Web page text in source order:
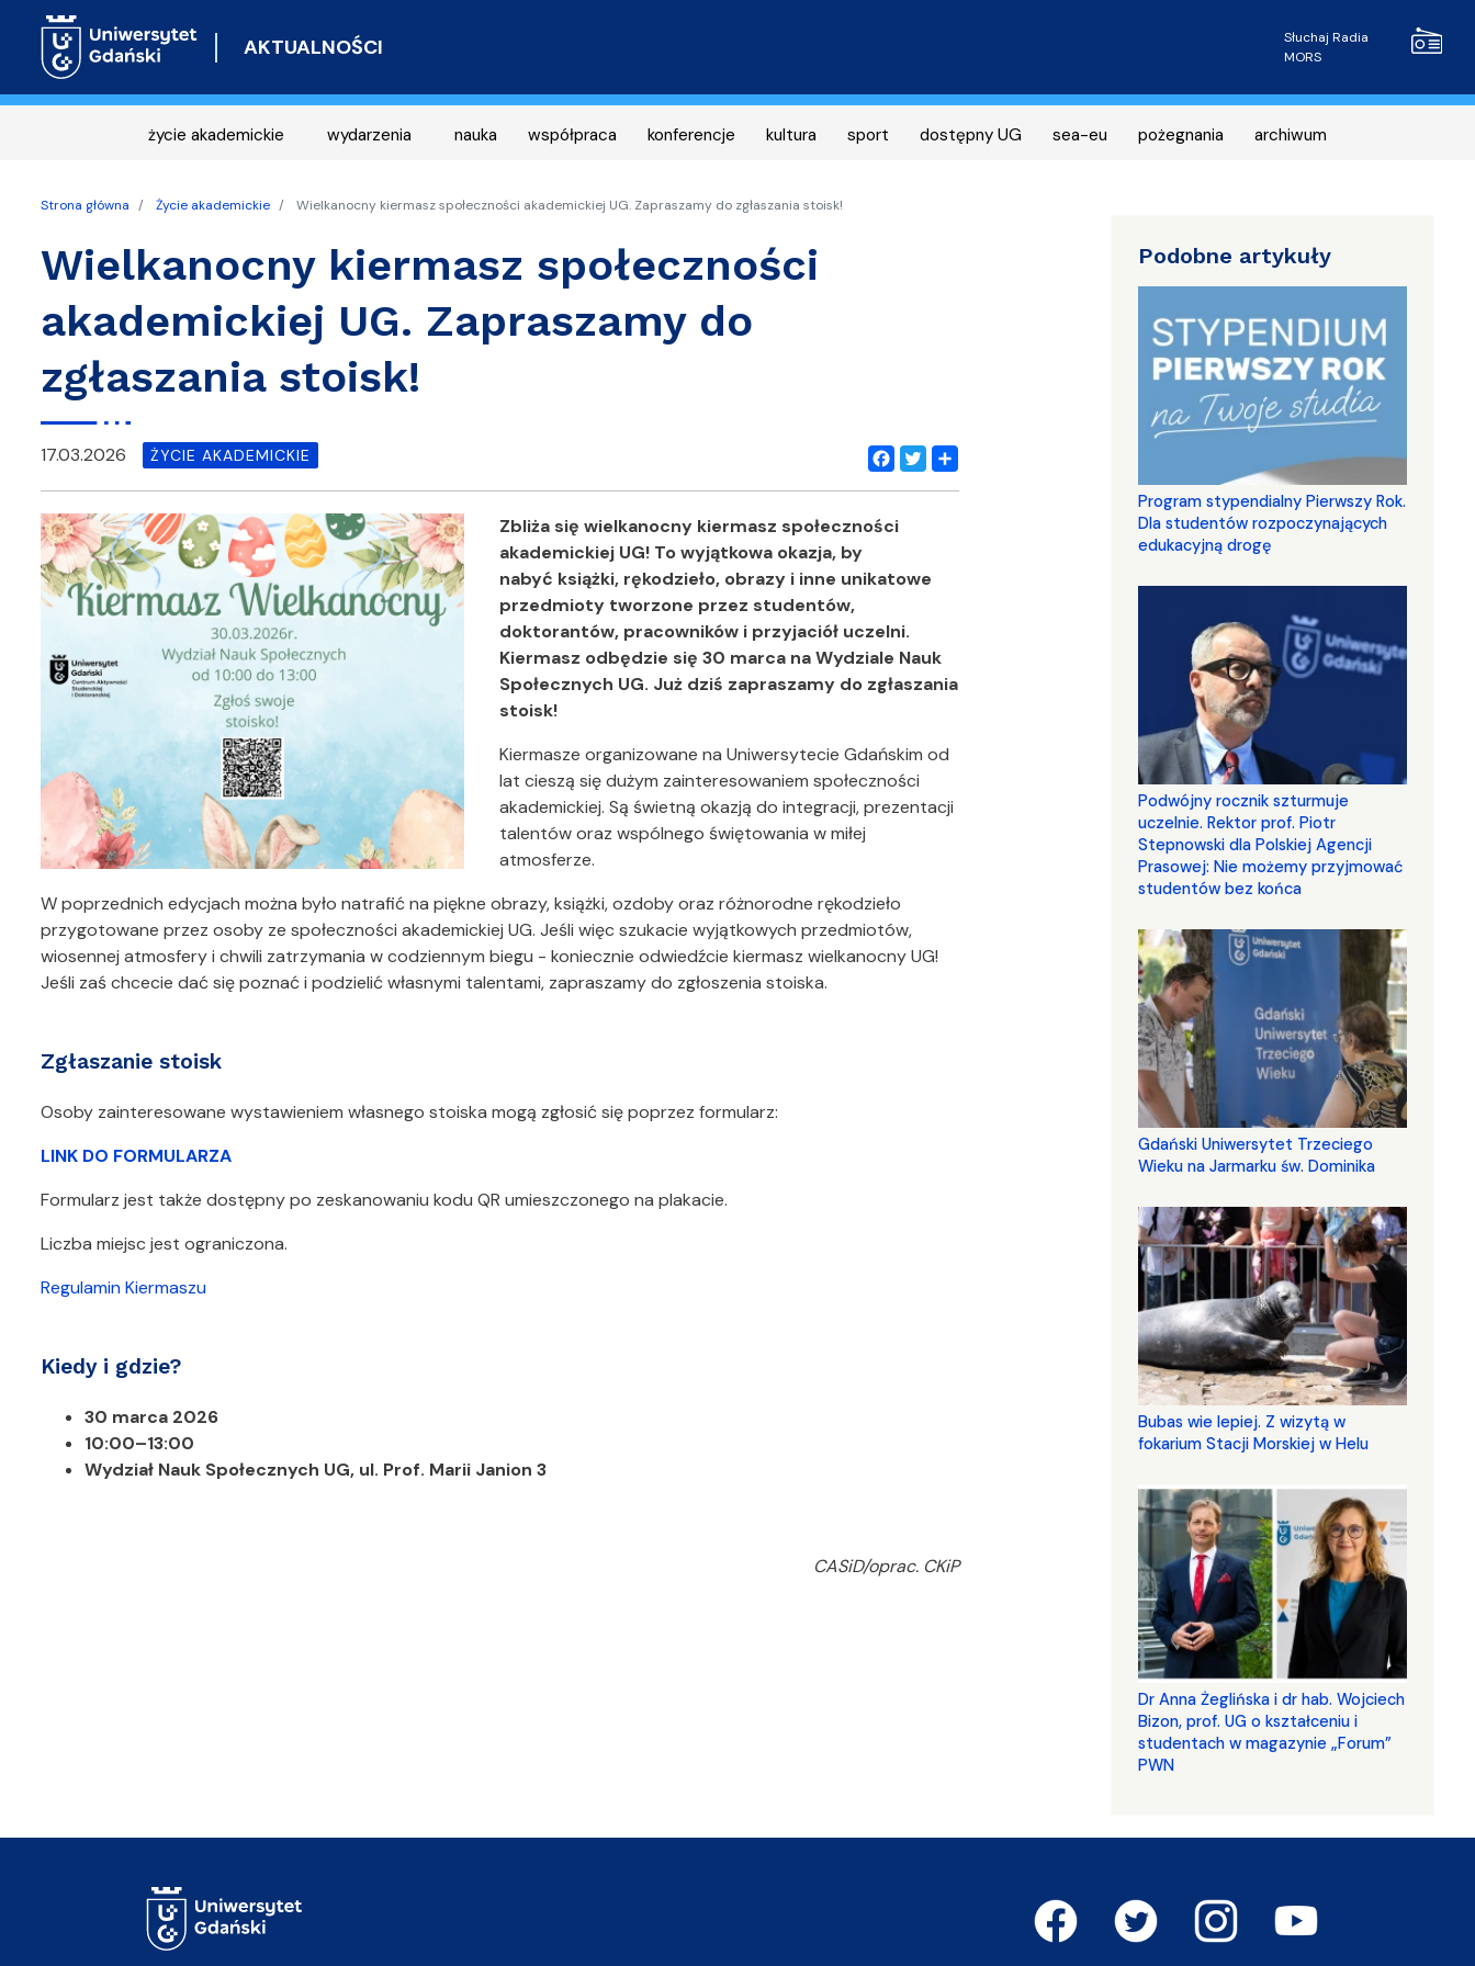
AKTUALNOŚCI Radio
Słuchaj Radia
MORS
życie akademickie wydarzenia nauka współpraca konferencje kultura sport dostępny UG sea-eu pożegnania archiwum
Strona główna Życie akademickie Wielkanocny kiermasz społeczności akademickiej UG. Zapraszamy do zgłaszania stoisk!
Wielkanocny kiermasz społeczności
akademickiej UG. Zapraszamy do
zgłaszania stoisk!
Facebook
Twitter
Share
17.03.2026 ŻYCIE AKADEMICKIE
Zbliża się wielkanocny kiermasz społeczności
akademickiej UG! To wyjątkowa okazja, by
nabyć książki, rękodzieło, obrazy i inne unikatowe
przedmioty tworzone przez studentów,
doktorantów, pracowników i przyjaciół uczelni.
Kiermasz odbędzie się 30 marca na Wydziale Nauk
Społecznych UG. Już dziś zapraszamy do zgłaszania
stoisk!
Kiermasze organizowane na Uniwersytecie Gdańskim od
lat cieszą się dużym zainteresowaniem społeczności
akademickiej. Są świetną okazją do integracji, prezentacji
talentów oraz wspólnego świętowania w miłej
atmosferze.
W poprzednich edycjach można było natrafić na piękne obrazy, książki, ozdoby oraz różnorodne rękodzieło
przygotowane przez osoby ze społeczności akademickiej UG. Jeśli więc szukacie wyjątkowych przedmiotów,
wiosennej atmosfery i chwili zatrzymania w codziennym biegu - koniecznie odwiedźcie kiermasz wielkanocny UG!
Jeśli zaś chcecie dać się poznać i podzielić własnymi talentami, zapraszamy do zgłoszenia stoiska.
Zgłaszanie stoisk
Osoby zainteresowane wystawieniem własnego stoiska mogą zgłosić się poprzez formularz:
LINK DO FORMULARZA
Formularz jest także dostępny po zeskanowaniu kodu QR umieszczonego na plakacie.
Liczba miejsc jest ograniczona.
Regulamin Kiermaszu
Kiedy i gdzie?
30 marca 2026
10:00–13:00
Wydział Nauk Społecznych UG, ul. Prof. Marii Janion 3
CASiD/oprac. CKiP
Podobne artykuły
Program stypendialny Pierwszy Rok.
Dla studentów rozpoczynających
edukacyjną drogę
Podwójny rocznik szturmuje
uczelnie. Rektor prof. Piotr
Stepnowski dla Polskiej Agencji
Prasowej: Nie możemy przyjmować
studentów bez końca
Gdański Uniwersytet Trzeciego
Wieku na Jarmarku św. Dominika
Bubas wie lepiej. Z wizytą w
fokarium Stacji Morskiej w Helu
​​​​​​​Dr Anna Żeglińska i dr hab. Wojciech
Bizon, prof. UG o kształceniu i
studentach w magazynie „Forum”
PWN